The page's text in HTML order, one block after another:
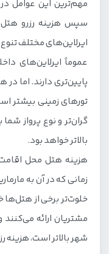
تور هوایی یا
بهترین زمان
مهم‌ترین این عوامل
سپس هزینه رزرو
ایرلاین‌های مختلف
عموماً ایرلاین‌های
پایین‌تری دارند. اما
تورهای زمینی بیشتر
گران‌تر و نوع پرواز
بالاتر خواهد بود.
هزینه هتل محل
زمانی که در آن به
خلوت‌تر برخی از هتل‌ها
مشتریان ارائه
شهر بالاتر است، هزینه